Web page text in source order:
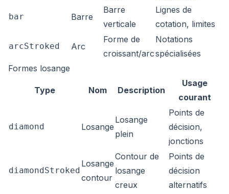
bar Barre
Barre
verticale
Lignes de
cotation, limites
arcStroked Arc
Forme de
croissant/arc
Notations
spécialisées
Formes losange
Type Nom Description
Usage
courant
diamond Losange
Losange
plein
Points de
décision,
jonctions
diamondStroked
Losange
contour
Contour de
losange
creux
Points de
décision
alternatifs